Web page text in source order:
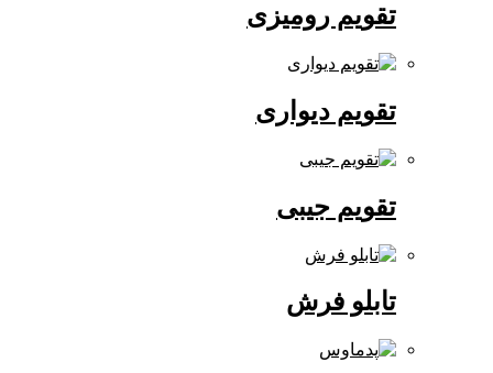
تقویم رومیزی
تقویم دیواری
تقویم جیبی
تابلو فرش